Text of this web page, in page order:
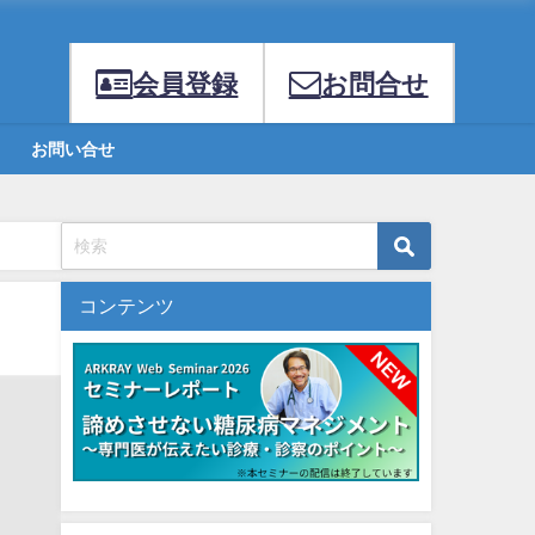
会員登録 お問合せ
お問い合せ
コンテンツ